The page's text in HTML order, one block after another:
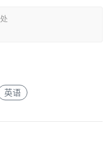
英语